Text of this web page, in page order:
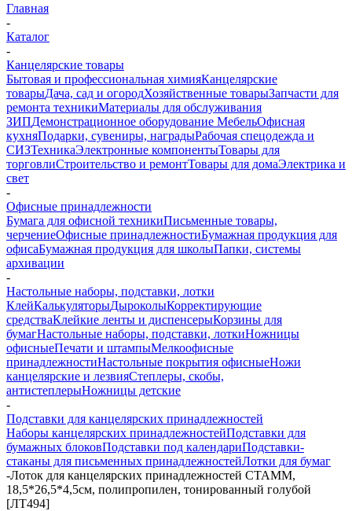
Главная
-
Каталог
-
Канцелярские товары
Бытовая и профессиональная химияКанцелярские
товарыДача, сад и огородХозяйственные товарыЗапчасти для
ремонта техникиМатериалы для обслуживания
ЗИПДемонстрационное оборудование МебельОфисная
кухняПодарки, сувениры, наградыРабочая спецодежда и
СИЗТехникаЭлектронные компонентыТовары для
торговлиСтроительство и ремонтТовары для домаЭлектрика и
свет
-
Офисные принадлежности
Бумага для офисной техникиПисьменные товары,
черчениеОфисные принадлежностиБумажная продукция для
офисаБумажная продукция для школыПапки, системы
архивации
-
Настольные наборы, подставки, лотки
КлейКалькуляторыДыроколыКорректирующие
средстваКлейкие ленты и диспенсерыКорзины для
бумагНастольные наборы, подставки, лоткиНожницы
офисныеПечати и штампыМелкоофисные
принадлежностиНастольные покрытия офисныеНожи
канцелярские и лезвияСтеплеры, скобы,
антистеплерыНожницы детские
-
Подставки для канцелярских принадлежностей
Наборы канцелярских принадлежностейПодставки для
бумажных блоковПодставки под календариПодставки-
стаканы для письменных принадлежностейЛотки для бумаг
-Лоток для канцелярских принадлежностей СТАММ,
18,5*26,5*4,5см, полипропилен, тонированный голубой
[ЛТ494]